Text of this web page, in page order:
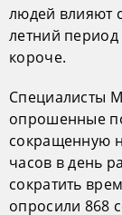
людей влияют
летний
короче.
Специалисты
опрошенные
сокращенную
часов в день
сократить
опросили 868